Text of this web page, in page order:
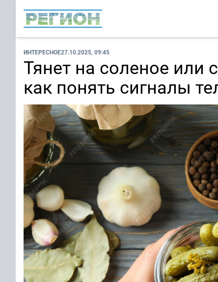
ИНТЕРЕСНОЕ27.10.2025, 09:45
Тянет на соленое или
как понять сигналы